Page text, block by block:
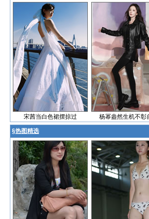
宋茜当白色裙摆掠过 杨幂盎然生机不彰
§热图精选